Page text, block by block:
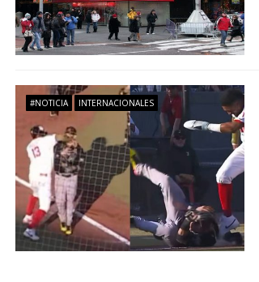
e
n
t
r
a
d
a
#NOTICIA INTERNACIONALES